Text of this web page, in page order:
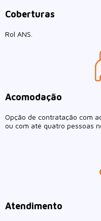
Coberturas
Rol ANS.
Acomodação
Opção de contratação com
ou com até quatro pessoas
Atendimento